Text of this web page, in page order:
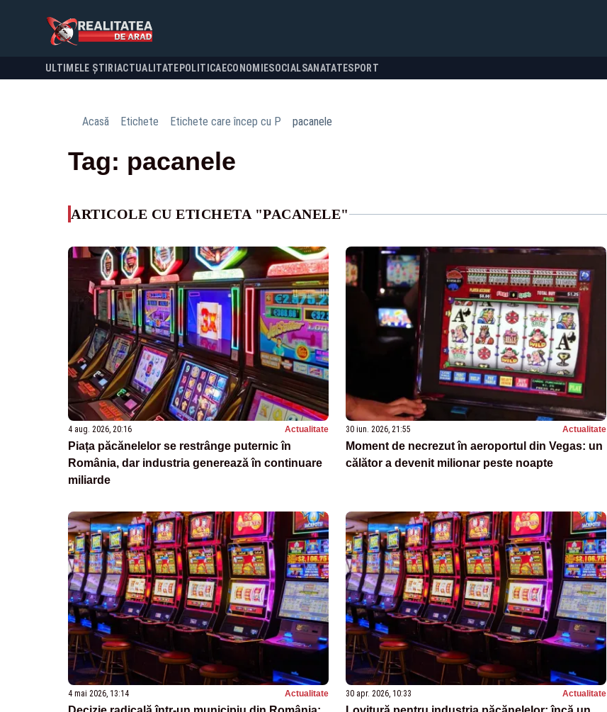
ULTIMELE ȘTIRI ACTUALITATE POLITICA ECONOMIESOCIALSANATATESPORT
Acasă Etichete Etichete care încep cu P pacanele
Tag: pacanele
ARTICOLE CU ETICHETA "PACANELE"
4 aug. 2026, 20:16 Actualitate
Piața păcănelelor se restrânge puternic în
România, dar industria generează în continuare
miliarde
30 iun. 2026, 21:55 Actualitate
Moment de necrezut în aeroportul din Vegas: un
călător a devenit milionar peste noapte
4 mai 2026, 13:14 Actualitate 30 apr. 2026, 10:33 Actualitate